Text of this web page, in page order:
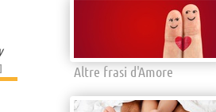
] Altre frasi d'Amore